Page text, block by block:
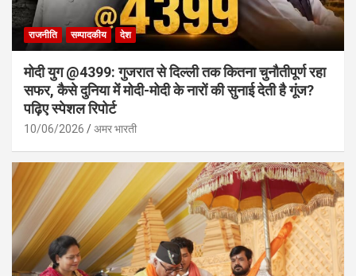
राजनीति सम्पादकीय देश
मोदी युग @4399: गुजरात से दिल्ली तक कितना चुनौतीपूर्ण रहा
सफर, कैसे दुनिया में मोदी-मोदी के नारों की सुनाई देती है गूंज?
पढ़िए स्पेशल रिपोर्ट
10/06/2026 अमर भारती